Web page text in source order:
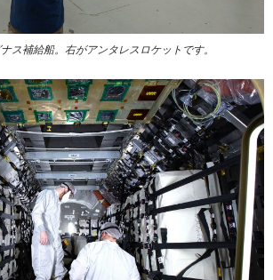
ス補給船。右がアンタレスロケットです。